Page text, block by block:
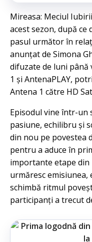
Mireasa: Meciul
acest sezon, după ce
pasul următor în
anunțat de Simona
difuzate de luni până
1 și AntenaPLAY,
Antena 1 către HD
Episodul vine într-un
pasiune, echilibru și
din nou pe povestea
pentru a aduce în
importante etape din
urmăresc emisiunea,
schimbă ritmul
participanți a trecut